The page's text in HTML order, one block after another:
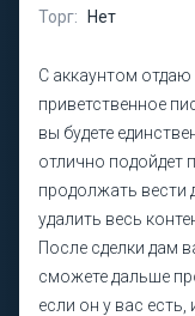
Торг:
Нет
С аккаунтом отдаю
приветственное
вы будете
отлично подойдет
продолжать вести
удалить весь
После сделки дам
сможете дальше
если он у вас